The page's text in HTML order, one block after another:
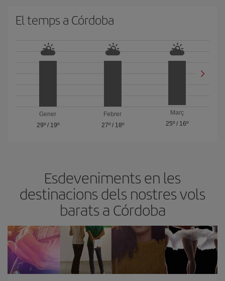
El temps a Córdoba
Gener
29º/ 19º
Febrer
27º/ 18º
Març
25º / 16º
Esdeveniments en les
destinacions dels nostres vols
barats a Córdoba